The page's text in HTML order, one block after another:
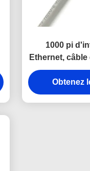
1000 pi
Ethernet,
Obtenez